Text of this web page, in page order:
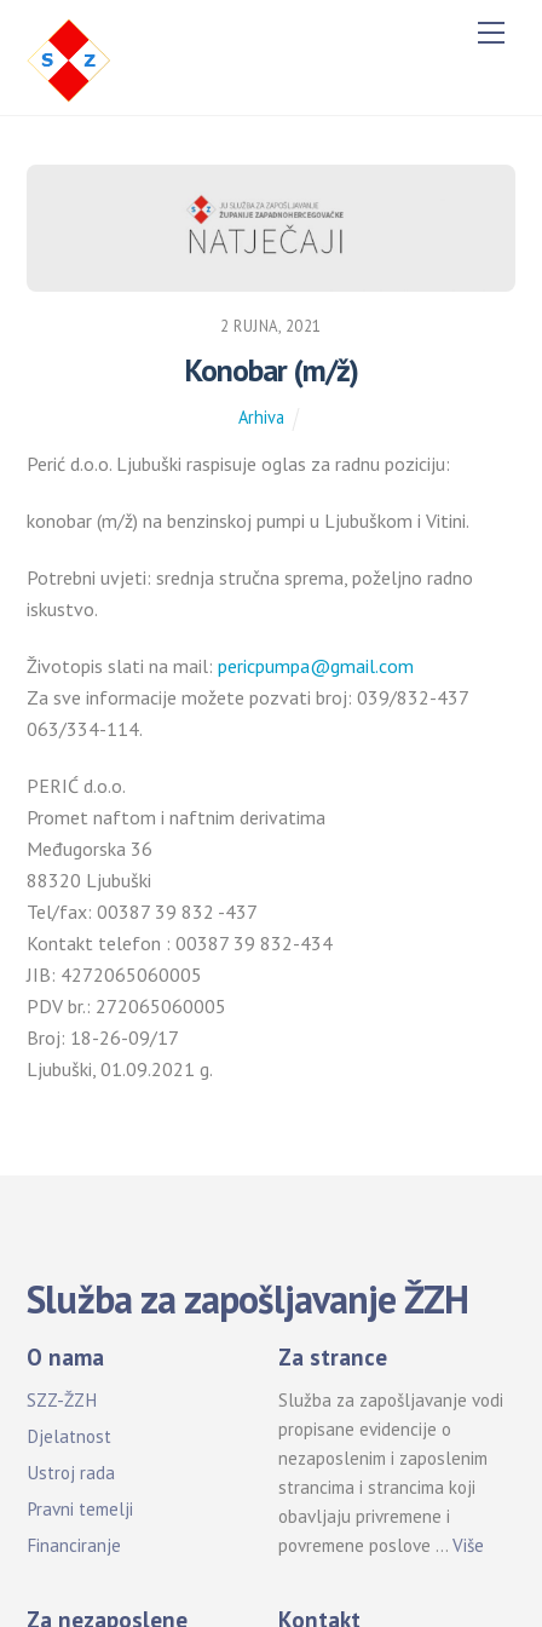
M
e
2 RUJNA, 2021
Konobar (m/ž)
Arhiva
Perić d.o.o. Ljubuški raspisuje oglas za radnu poziciju:
konobar (m/ž) na benzinskoj pumpi u Ljubuškom i Vitini.
Potrebni uvjeti: srednja stručna sprema, poželjno radno
iskustvo.
Životopis slati na mail:pericpumpa@gmail.com
Za sve informacije možete pozvati broj: 039/832-437
063/334-114.
PERIĆ d.o.o.
Promet naftom i naftnim derivatima
Međugorska 36
88320 Ljubuški
Tel/fax: 00387 39 832 -437
Kontakt telefon : 00387 39 832-434
JIB: 4272065060005
PDV br.: 272065060005
Broj: 18-26-09/17
Ljubuški, 01.09.2021 g.
Služba za zapošljavanje ŽZH
O nama
SZZ-ŽZH
Djelatnost
Ustroj rada
Pravni temelji
Financiranje
Za strance
Služba za zapošljavanje vodi
propisane evidencije o
nezaposlenim i zaposlenim
strancima i strancima koji
obavljaju privremene i
povremene poslove …Više
Za nezaposlene Kontakt